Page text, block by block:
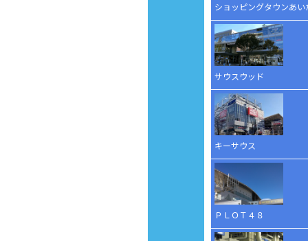
ショッピングタウンあい
サウスウッド
キーサウス
ＰＬＯＴ４８